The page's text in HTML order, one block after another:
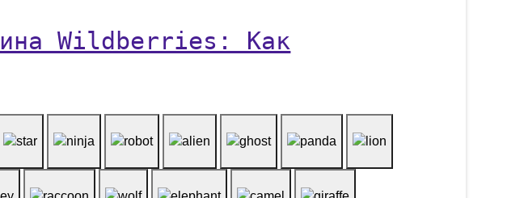
Wildberries: Как